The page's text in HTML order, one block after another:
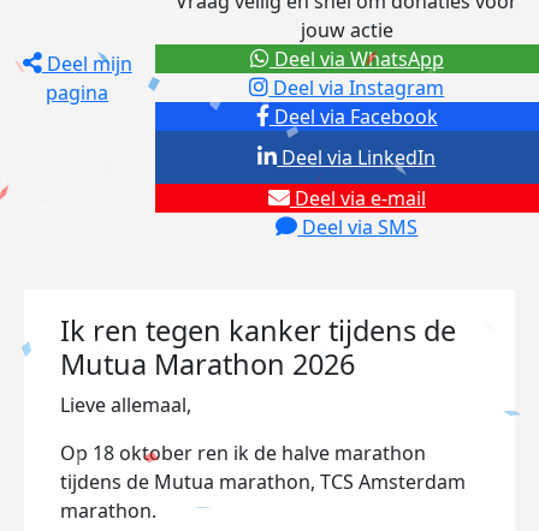
Deel mijn
pagina
jouw actie
Deel via Facebook
Deel via Instagram
Deel via e-mail
Deel via SMS
Deel via LinkedIn
Deel via WhatsApp
Ik ren tegen kanker tijdens de
Mutua Marathon 2026
Lieve allemaal,
Op 18 oktober ren ik de halve marathon
tijdens de Mutua marathon, TCS Amsterdam
marathon.